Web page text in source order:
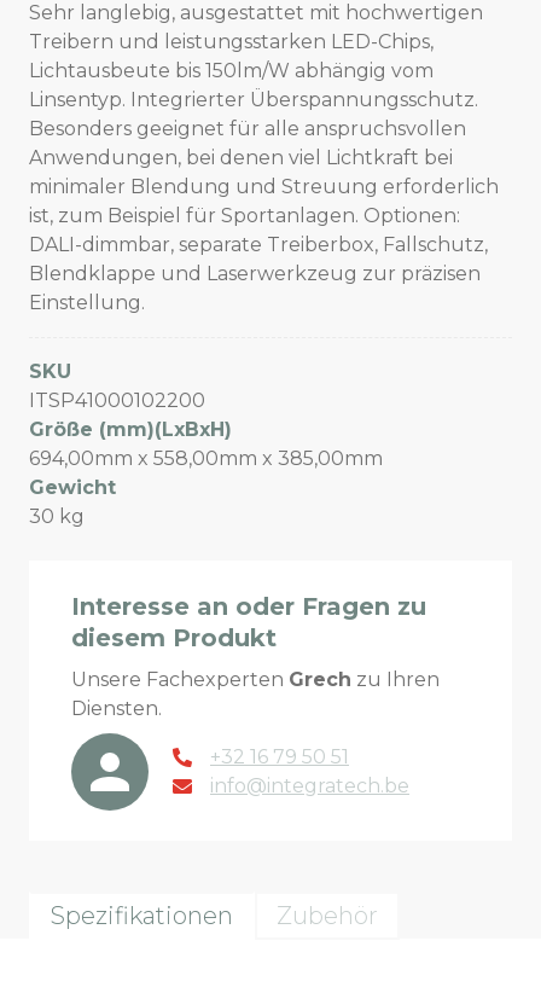
Sehr langlebig, ausgestattet mit hochwertigen
Treibern und leistungsstarken LED-Chips,
Lichtausbeute bis 150lm/W abhängig vom
Linsentyp. Integrierter Überspannungsschutz.
Besonders geeignet für alle anspruchsvollen
Anwendungen, bei denen viel Lichtkraft bei
minimaler Blendung und Streuung erforderlich
ist, zum Beispiel für Sportanlagen. Optionen:
DALI-dimmbar, separate Treiberbox, Fallschutz,
Blendklappe und Laserwerkzeug zur präzisen
Einstellung.
SKU
ITSP41000102200
Größe (mm)(LxBxH)
694,00mm x 558,00mm x 385,00mm
Gewicht
30 kg
Interesse an oder Fragen zu
diesem Produkt
Unsere Fachexperten Grech zu Ihren
Diensten.
+32 16 79 50 51
info@integratech.be
Spezifikationen Zubehör